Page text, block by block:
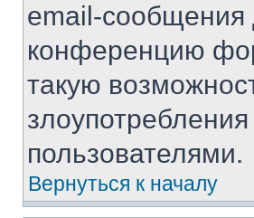
email-сообщения
конференцию
такую
пользователями.
Вернуться к началу